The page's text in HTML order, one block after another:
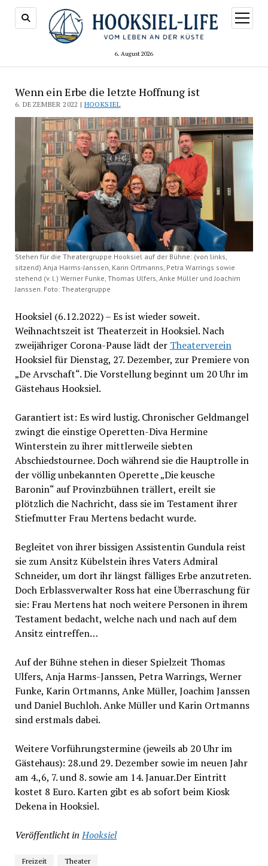
6. August 2026
Menü
öffnen
Wenn ein Erbe die letzte Hoffnung ist
6. DEZEMBER 2022 | HOOKSIEL
Stehen für die Theatergruppe Hooksiel auf der Bühne: (von links,
sitzend) Anja Harms-Janssen, Karin Ortmanns, Petra Warrings sowie
stehend (v. l.) Werner Funke, Thomas Ulfers, Anke Müller und Joachim
Janssen. Foto: Theatergruppe
Hooksiel (6.12.2022) – Es ist wieder soweit.
Weihnachtszeit ist Theaterzeit in Hooksiel. Nach
zweijähriger Corona-Pause lädt der Theaterverein
Hooksiel für Dienstag, 27. Dezember, zur Premiere von
„De Arvschaft“. Die Vorstellung beginnt um 20 Uhr im
Gästehaus Hooksiel.
Garantiert ist: Es wird lustig. Chronischer Geldmangel
zwingt die einstige Operetten-Diva Hermine
Winterstein zu ihrer mittlerweile siebten
Abschiedstournee. Doch während sie die Hauptrolle in
der völlig unbekannten Operette „Die keusche
Baronin“ auf Provinzbühnen trällert, ereilt sie
plötzlich die Nachricht, dass sie im Testament ihrer
Stiefmutter Frau Mertens bedacht wurde.
Begleitet von ihrer bissigen Assistentin Gundula reist
sie zum Ansitz Kübelstein ihres Vaters Admiral
Schneider, um dort ihr längst fälliges Erbe anzutreten.
Doch Erblassverwalter Ross hat eine Überraschung für
sie: Frau Mertens hat noch weitere Personen in ihrem
Testament bedacht, welche nach und nach auf dem
Ansitz eintreffen…
Auf der Bühne stehen in dieser Spielzeit Thomas
Ulfers, Anja Harms-Janssen, Petra Warrings, Werner
Funke, Karin Ortmanns, Anke Müller, Joachim Janssen
und Daniel Buchloh. Anke Müller und Karin Ortmanns
sind erstmals dabei.
Weitere Vorführungstermine (jeweils ab 20 Uhr im
Gästehaus): 28.und 29. Dezember sowie im neuen Jahr
am 4.,6, 7. und 8. sowie am 14. Januar.Der Eintritt
kostet 8 Euro. Karten gibt es ab sofort beim Kiosk
Dekena in Hooksiel.
Veröffentlicht in Hooksiel
Freizeit Theater